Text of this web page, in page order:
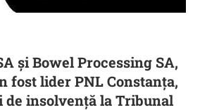
și Bowel Processing SA,
fost lider PNL Constanța,
de insolvență la Tribunal